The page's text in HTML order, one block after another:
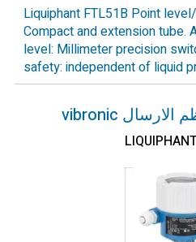
Liquiphant FTL51B Point
Compact and extension tube.
level: Millimeter precision
safety: independent of liquid